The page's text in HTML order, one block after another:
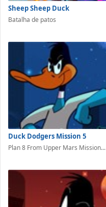
Sheep Sheep Duck
Batalha de patos
Duck Dodgers Mission 5
Plan 8 From Upper Mars Mission...